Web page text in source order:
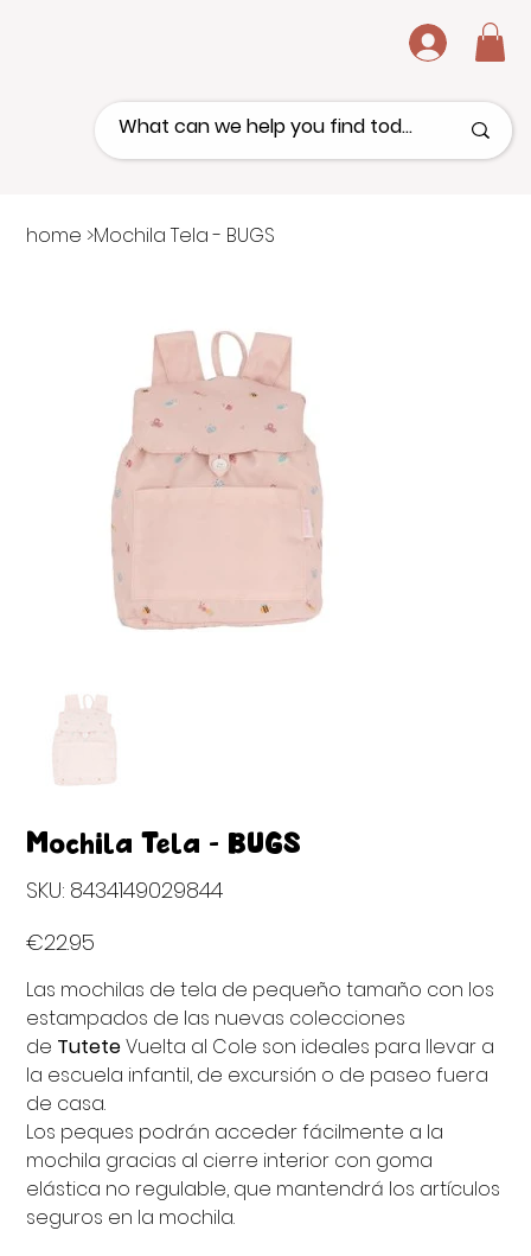
.
home >Mochila Tela - BUGS
Mochila Tela - BUGS
SKU: 8434149029844
8434149029844
€22.95
Las mochilas de tela de pequeño tamaño con los
estampados de las nuevas colecciones
de TuteteVuelta al Cole son ideales para llevar a
la escuela infantil, de excursión o de paseo fuera
de casa.
Los peques podrán acceder fácilmente a la
mochila gracias al cierre interior con goma
elástica no regulable, que mantendrá los artículos
seguros en la mochila.